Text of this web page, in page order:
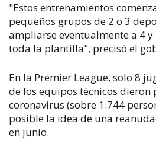
"Estos entrenamientos
pequeños grupos de 2 o 3
ampliarse eventualmente a 4
toda la plantilla", precisó el
En la Premier League, solo 8
de los equipos técnicos dieron
coronavirus (sobre 1.744
posible la idea de una
en junio.